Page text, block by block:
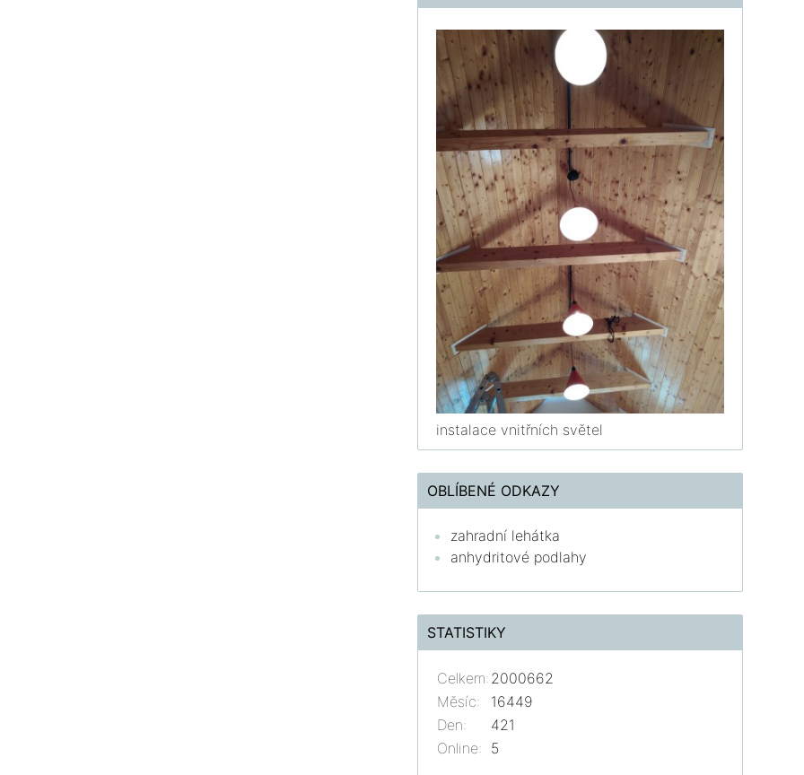
instalace vnitřních světel
OBLÍBENÉ ODKAZY
zahradní lehátka
anhydritové podlahy
STATISTIKY
Online: 5
Celkem: 2000662
Měsíc:
16449
Den:
421